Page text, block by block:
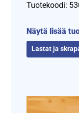
Tuotekoodi:
Näytä lisää
Lastat ja